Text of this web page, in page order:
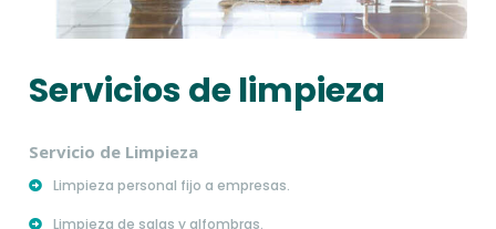
Servicios de limpieza
Servicio de Limpieza
Limpieza personal fijo a empresas.
Limpieza de salas y alfombras.